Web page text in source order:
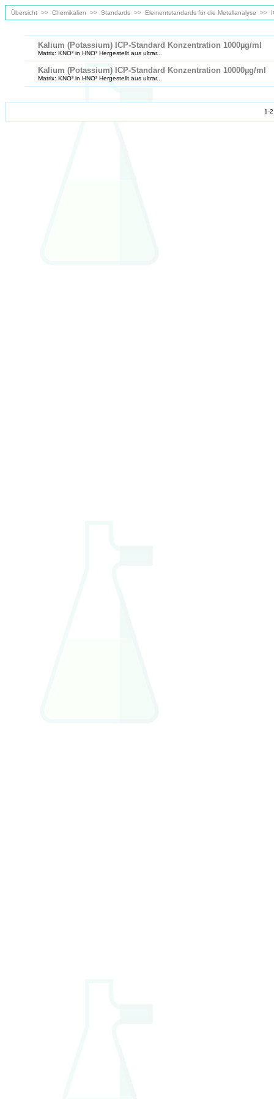
Übersicht >> Chemikalien >> Standards >> Elementstandards für die Metallanalyse >>
Kalium (Potassium) ICP-Standard Konzentration 1000µg/ml
Matrix: KNO³ in HNO³ Hergestellt aus ultrar...
Kalium (Potassium) ICP-Standard Konzentration 10000µg/ml
Matrix: KNO³ in HNO³ Hergestellt aus ultrar...
1-